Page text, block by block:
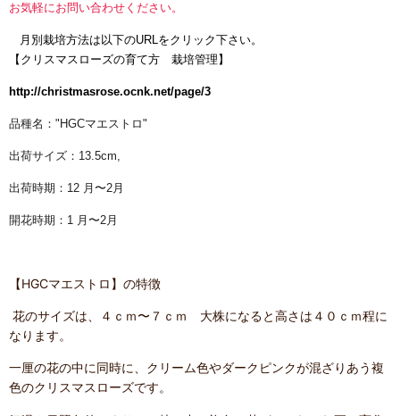
お気軽にお問い合わせください。
月別栽培方法は以下のURLをクリック下さい。
【 クリスマスローズの育て方 栽培管理】
http://christmasrose.ocnk.net/page/3
品種名："HGCマエストロ"
出荷サイズ：13.5cm,
出荷時期：12 月〜2月
開花時期：1 月〜2月
【HGCマエストロ】の特徴
花のサイズは、４ｃｍ〜７ｃｍ 大株になると高さは４０ｃｍ程に
なります。
一厘の花の中に同時に、クリーム色やダークピンクが混ざりあう複
色のクリスマスローズです。